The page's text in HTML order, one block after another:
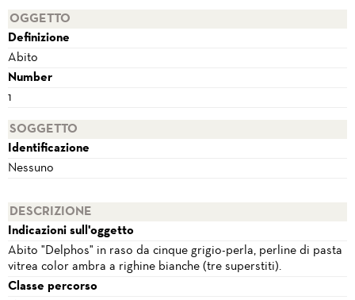
OGGETTO
Definizione
Abito
Number
1
SOGGETTO
Identificazione
Nessuno
DESCRIZIONE
Indicazioni sull'oggetto
Abito "Delphos" in raso da cinque grigio-perla, perline di pasta
vitrea color ambra a righine bianche (tre superstiti).
Classe percorso